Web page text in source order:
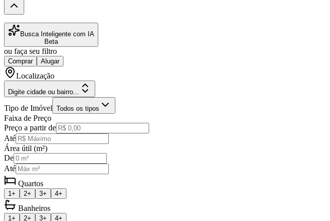
Busca Inteligente com IA
Beta
ou faça seu filtro
Comprar Alugar
Localização
Digite cidade ou bairro...
Tipo de Imóvel Todos os tipos
Faixa de Preço
Preço a partir de
Até
Área útil (m²)
De
Até
Quartos
1+ 2+ 3+ 4+
Banheiros
1+ 2+ 3+ 4+